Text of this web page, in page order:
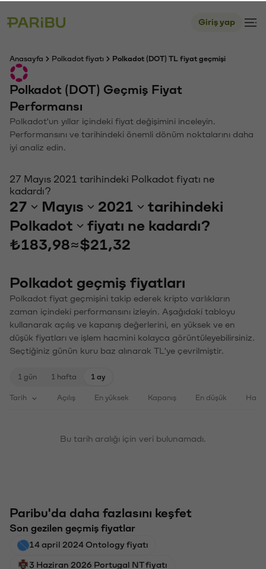
Giriş yap
Anasayfa Polkadot fiyatı Polkadot (DOT) TL fiyat geçmişi
Polkadot (DOT) Geçmiş Fiyat
Performansı
Polkadot'un yıllar içindeki fiyat değişimini inceleyin.
Performansını ve tarihindeki önemli dönüm noktalarını daha
iyi analiz edin.
27 Mayıs 2021 tarihindeki Polkadot fiyatı ne
kadardı?
27 Mayıs 2021
tarihindeki
Polkadot
fiyatı ne kadardı?
₺183,98≈$21,32
Polkadot geçmiş fiyatları
Polkadot fiyat geçmişini takip ederek kripto varlıkların
zaman içindeki performansını izleyin. Aşağıdaki tabloyu
kullanarak açılış ve kapanış değerlerini, en yüksek ve en
düşük fiyatları ve işlem hacmini kolayca görüntüleyebilirsiniz.
Seçtiğiniz günün kuru baz alınarak TL'ye çevrilmiştir.
1 gün 1 hafta 1 ay
Tarih Açılış En yüksek Kapanış En düşük
Bu tarih aralığı için veri bulunamadı.
Paribu'da daha fazlasını keşfet
Son gezilen geçmiş fiyatlar
14 april 2024 Ontology fiyatı
3 Haziran 2026 Portugal NT fiyatı